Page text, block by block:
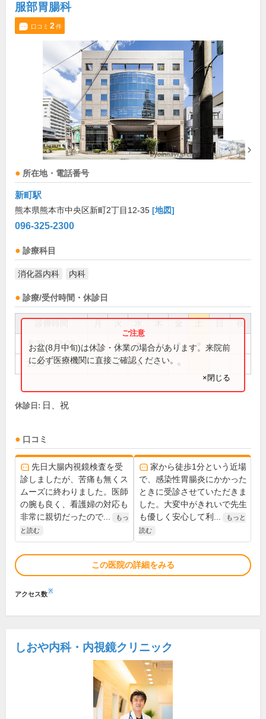
服部胃腸科
口コミ 2件
所在地・電話番号
新町駅
熊本県熊本市中央区新町2丁目12-35 [地図]
096-325-2300
診療科目
消化器内科 内科
診療/受付時間・休診日
祝
8:30～13:00 ● ● ● ● ●
15:00～17:00 ● ● ● ●
お盆(8月中旬)は休診・休業の場合があります。来院前
に必ず医療機関に直接ご確認ください。
×閉じる
休診日: 日、祝
口コミ
先日大腸内視鏡検査を受
診しましたが、苦痛も無くス
ムーズに終わりました。医師
の腕も良く、看護婦の対応も
非常に親切だったので...
もっ
と読む
家から徒歩1分という近場
で、感染性胃腸炎にかかった
ときに受診させていただきま
した。大変中がきれいで先生
も優しく安心して利...
もっと
読む
この医院の詳細をみる
アクセス数※
しおや内科・内視鏡クリニック